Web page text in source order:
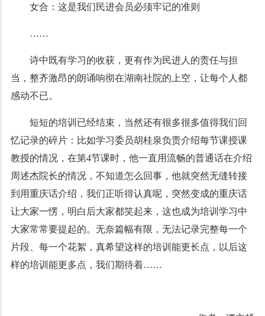
女合：这是我们民进会员必须牢记的准则
……
诗中既有学习的收获，更有作为民进人的责任与担
当，整齐激昂的朗诵响彻在湖南社院的上空，让每个人都
感动不已。
短短的培训已经结束，当然还有很多很多值得我们回
忆记录的碎片：比如学习委员胡桂泉负责介绍每节课授课
教授的情况，在第4节课时，他一直用流畅的普通话在介绍
周述杰院长的情况，不知道怎么回事，他就突然无缝转接
到用重庆话介绍，我们正听得认真呢，突然变成的重庆话
让大家一愣，明白后大家都笑起来，这也成为培训学习中
大家常常要提起的。无奈篇幅有限，无法记录完整每一个
片段、每一个花絮，真希望这样的培训能更长点，以后这
样的培训能更多点，我们期待着……